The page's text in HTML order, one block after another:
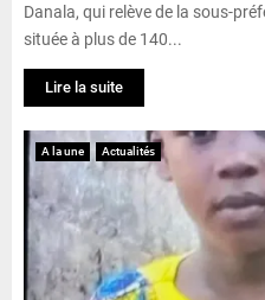
Danala, qui relève de la sous-
située à plus de 140...
Lire la suite
A la une Actualités